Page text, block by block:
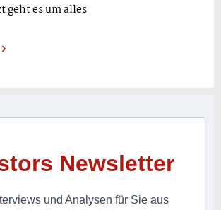
geht es um alles
Newsletter
und Analysen für Sie aus